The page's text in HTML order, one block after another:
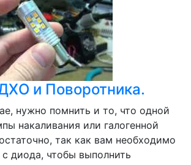
и Поворотника.
нужно помнить и то, что одной
накаливания или галогенной
так как вам необходимо
диода, чтобы выполнить